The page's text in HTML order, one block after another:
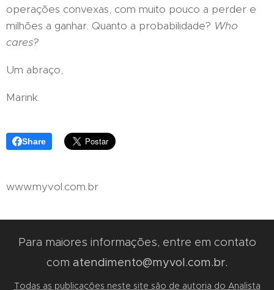
operações convexas, com muito pouco a perder e
milhões a ganhar. Quanto a probabilidade? Who
cares?
Um abraço,
Marink.
Share
www.myvol.com.br
Para maiores informações, entre em contato
com atendimento@myvol.com.br.
Todas as publicações neste site são de autoria do Analista